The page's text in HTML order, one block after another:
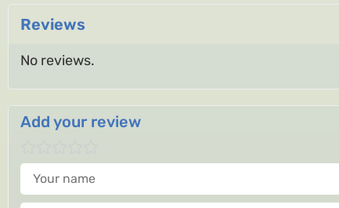
Reviews
No reviews.
Add your review
Your name